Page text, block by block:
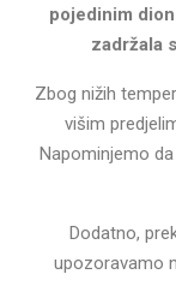
pojedinim
zadržala
Zbog nižih
višim
Napominjemo
Dodatno,
upozoravamo